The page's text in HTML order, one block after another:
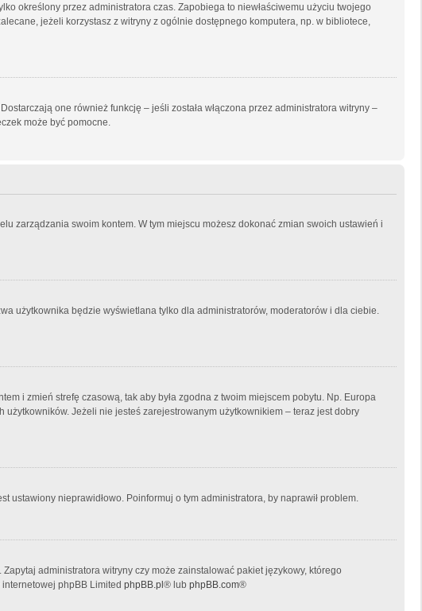
określony przez administratora czas. Zapobiega to niewłaściwemu użyciu twojego
jeżeli korzystasz z witryny z ogólnie dostępnego komputera, np. w bibliotece,
one również funkcję – jeśli została włączona przez administratora witryny –
może być pomocne.
zarządzania swoim kontem. W tym miejscu możesz dokonać zmian swoich ustawień i
użytkownika będzie wyświetlana tylko dla administratorów, moderatorów i dla ciebie.
i zmień strefę czasową, tak aby była zgodna z twoim miejscem pobytu. Np. Europa
Jeżeli nie jesteś zarejestrowanym użytkownikiem – teraz jest dobry
ustawiony nieprawidłowo. Poinformuj o tym administratora, by naprawił problem.
administratora witryny czy może zainstalować pakiet językowy, którego
phpBB Limited phpBB.pl® lub phpBB.com®